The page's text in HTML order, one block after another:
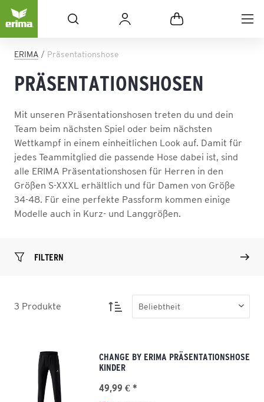
ERIMA Präsentationshose
PRÄSENTATIONSHOSEN
Mit unseren Präsentationshosen treten du und dein
Team beim nächsten Spiel oder beim nächsten
Wettkampf in einem einheitlichen Look auf. Damit für
jedes Teammitglied die passende Hose dabei ist, sind
alle ERIMA Präsentationshosen für Herren in den
Größen S-XXXL erhältlich und für Damen von Größe
34-48. Für eine perfekte Passform kommen einige
Modelle auch in Kurz- und Langgrößen.
FILTERN
3 Produkte
CHANGE BY ERIMA PRÄSENTATIONSHOSE
KINDER
49,99 € *